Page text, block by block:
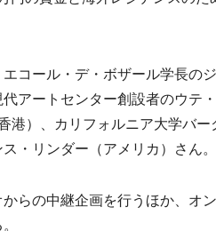
コール・デ・ボザール学長の
アートセンター創設者のウテ
港）、カリフォルニア大学バー
・リンダー（アメリカ）さん。
らの中継企画を行うほか、オ